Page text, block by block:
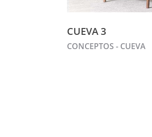
CUEVA 3
CONCEPTOS - CUEVA